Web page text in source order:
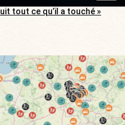
tout ce qu’il a touché »